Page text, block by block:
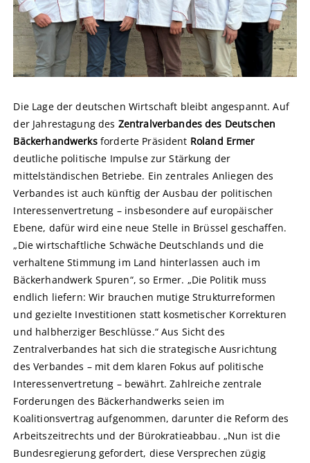
Die Lage der deutschen Wirtschaft bleibt angespannt. Auf
der Jahrestagung des Zentralverbandes des Deutschen
Bäckerhandwerksforderte Präsident Roland Ermer
deutliche politische Impulse zur Stärkung der
mittelständischen Betriebe. Ein zentrales Anliegen des
Verbandes ist auch künftig der Ausbau der politischen
Interessenvertretung – insbesondere auf europäischer
Ebene, dafür wird eine neue Stelle in Brüssel geschaffen.
„Die wirtschaftliche Schwäche Deutschlands und die
verhaltene Stimmung im Land hinterlassen auch im
Bäckerhandwerk Spuren“, so Ermer. „Die Politik muss
endlich liefern: Wir brauchen mutige Strukturreformen
und gezielte Investitionen statt kosmetischer Korrekturen
und halbherziger Beschlüsse.“ Aus Sicht des
Zentralverbandes hat sich die strategische Ausrichtung
des Verbandes – mit dem klaren Fokus auf politische
Interessenvertretung – bewährt. Zahlreiche zentrale
Forderungen des Bäckerhandwerks seien im
Koalitionsvertrag aufgenommen, darunter die Reform des
Arbeitszeitrechts und der Bürokratieabbau. „Nun ist die
Bundesregierung gefordert, diese Versprechen zügig